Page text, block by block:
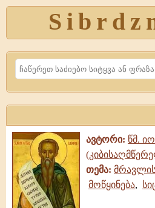
Search
ავტორი: წმ.
თემა:
მოწყინება,